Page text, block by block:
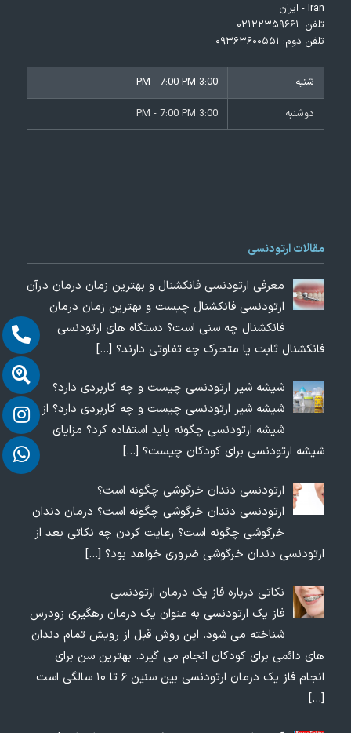
Iran - ایران
تلفن: ۰۲۱۲۲۳۵۹۶۶۱
تلفن دوم: ۰۹۳۶۳۶۰۰۵۵۱
شنبه
3:00 PM - 7:00 PM
دوشنبه
3:00 PM - 7:00 PM
مقالات ارتودنسی
معرفی ارتودنسی فانکشنال و بهترین زمان درمان درآن
ارتودنسی فانکشنال چیست و بهترین زمان درمان
فانکشنال چه سنی است؟ دستگاه های ارتودنسی
فانکشنال ثابت یا متحرک چه تفاوتی دارند؟[…]
شیشه شیر ارتودنسی چیست و چه کاربردی دارد؟
شیشه شیر ارتودنسی چیست و چه کاربردی دارد؟ از
شیشه ارتودنسی چگونه باید استفاده کرد؟ مزایای
شیشه ارتودنسی برای کودکان چیست؟[…]
ارتودنسی دندان خرگوشی چگونه است؟
ارتودنسی دندان خرگوشی چگونه است؟ درمان دندان
خرگوشی چگونه است؟ رعایت کردن چه نکاتی بعد از
ارتودنسی دندان خرگوشی ضروری خواهد بود؟[…]
نکاتی درباره فاز یک درمان ارتودنسی
فاز یک ارتودنسی به عنوان یک درمان رهگیری زودرس
شناخته می شود. این روش قبل از رویش تمام دندان
های دائمی برای کودکان انجام می گیرد. بهترین سن برای
انجام فاز یک درمان ارتودنسی بین سنین ۶ تا ۱۰ سالگی است
[…]